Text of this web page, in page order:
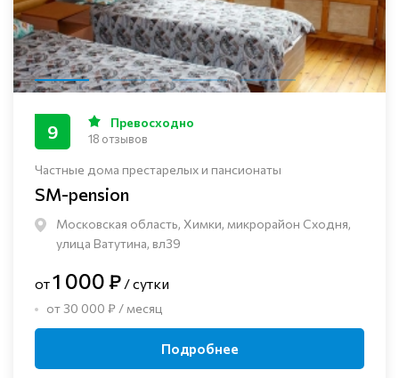
Частные дома престарелых и пансионаты
SM-pension
Московская область, Химки, микрорайон Сходня,
улица Ватутина, вл39
9 Превосходно
18 отзывов
от1 000 ₽ / сутки
от 30 000 ₽ / месяц
Подробнее